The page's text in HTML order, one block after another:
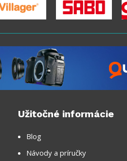
Užitočné informácie
Blog
Návody a príručky